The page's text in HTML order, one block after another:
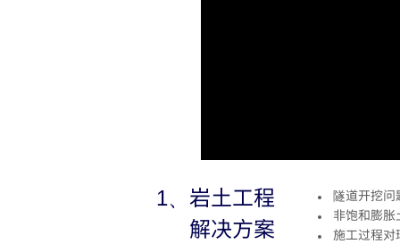
隧道开挖问
非饱和膨
施工过程对
1、 岩土工程
解决方案